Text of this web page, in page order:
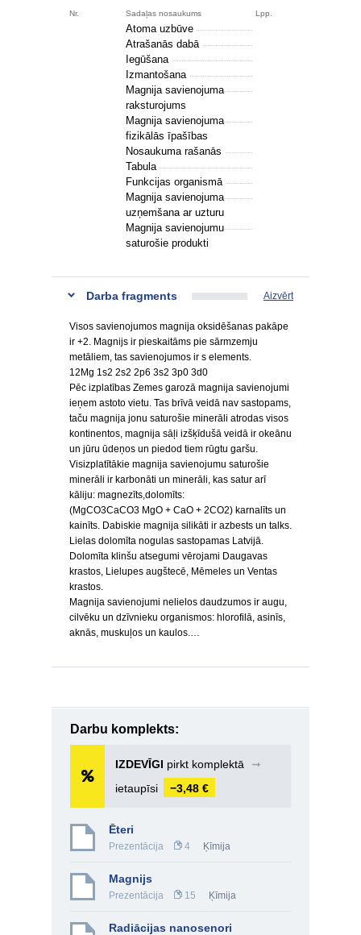
Nr. Sadaļas nosaukums Lpp.
Atoma uzbūve
Atrašanās dabā
Iegūšana
Izmantošana
Magnija savienojuma
raksturojums
Magnija savienojuma
fizikālās īpašības
Nosaukuma rašanās
Tabula
Funkcijas organismā
Magnija savienojuma
uzņemšana ar uzturu
Magnija savienojumu
saturošie produkti
Darba fragments Aizvērt
Visos savienojumos magnija oksidēšanas pakāpe
ir +2. Magnijs ir pieskaitāms pie sārmzemju
metāliem, tas savienojumos ir s elements.
12Mg 1s2 2s2 2p6 3s2 3p0 3d0
Pēc izplatības Zemes garozā magnija savienojumi
ieņem astoto vietu. Tas brīvā veidā nav sastopams,
taču magnija jonu saturošie minerāli atrodas visos
kontinentos, magnija sāļi izšķīdušā veidā ir okeānu
un jūru ūdeņos un piedod tiem rūgtu garšu.
Visizplatītākie magnija savienojumu saturošie
minerāli ir karbonāti un minerāli, kas satur arī
kāliju: magnezīts,dolomīts:
(MgCO3CaCO3 MgO + CaO + 2CO2) karnalīts un
kainīts. Dabiskie magnija silikāti ir azbests un talks.
Lielas dolomīta nogulas sastopamas Latvijā.
Dolomīta klinšu atsegumi vērojami Daugavas
krastos, Lielupes augštecē, Mēmeles un Ventas
krastos.
Magnija savienojumi nelielos daudzumos ir augu,
cilvēku un dzīvnieku organismos: hlorofilā, asinīs,
aknās, muskuļos un kaulos.…
Darbu komplekts:
IZDEVĪGI pirkt komplektā
➞
ietaupīsi
−3,48 €
Ēteri
Prezentācija 4 Ķīmija
Magnijs
Prezentācija 15 Ķīmija
Radiācijas nanosenori